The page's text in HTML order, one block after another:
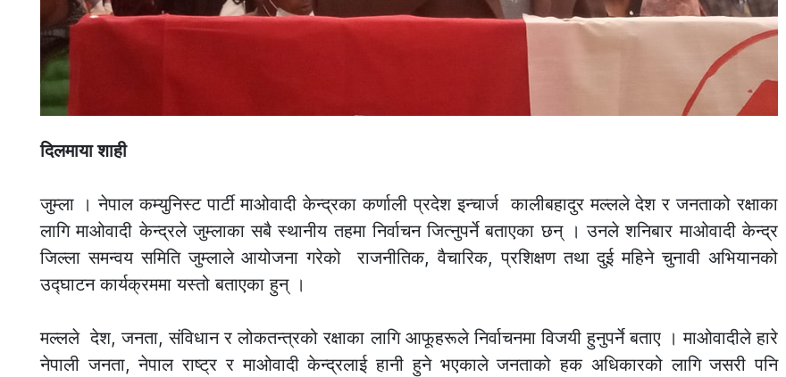
दिलमाया शाही
जुम्ला । नेपाल कम्युनिस्ट पार्टी माओवादी केन्द्रका कर्णाली प्रदेश इन्चार्ज कालीबहादुर मल्लले देश र जनताको रक्षाका
लागि माओवादी केन्द्रले जुम्लाका सबै स्थानीय तहमा निर्वाचन जित्नुपर्ने बताएका छन् । उनले शनिबार माओवादी केन्द्र
जिल्ला समन्वय समिति जुम्लाले आयोजना गरेको राजनीतिक, वैचारिक, प्रशिक्षण तथा दुई महिने चुनावी अभियानको
उद्घाटन कार्यक्रममा यस्तो बताएका हुन् ।
मल्लले देश, जनता, संविधान र लोकतन्त्रको रक्षाका लागि आफूहरूले निर्वाचनमा विजयी हुनुपर्ने बताए । माओवादीले हारे
नेपाली जनता, नेपाल राष्ट्र र माओवादी केन्द्रलाई हानी हुने भएकाले जनताको हक अधिकारको लागि जसरी पनि